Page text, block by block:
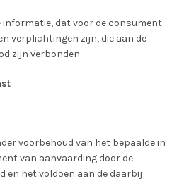
informatie, dat voor de consument
verplichtingen zijn, die aan de
zijn verbonden.
voorbehoud van het bepaalde in
van aanvaarding door de
en het voldoen aan de daarbij